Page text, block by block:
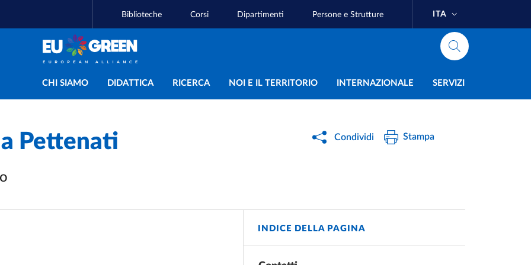
Biblioteche Corsi Dipartimenti Persone e Strutture ITA
Navigazione principale
CHI SIAMO DIDATTICA RICERCA NOI E IL TERRITORIO INTERNAZIONALE SERVIZI
Pettenati Condividi Stampa
INDICE DELLA PAGINA